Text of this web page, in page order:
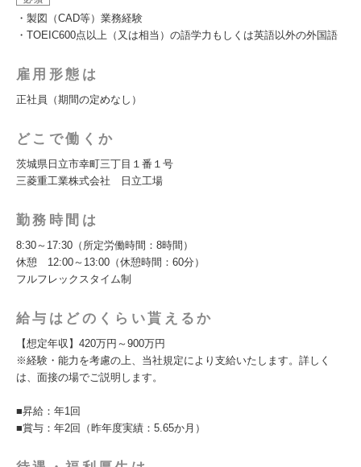
・製図（CAD等）業務経験
・TOEIC600点以上（又は相当）の語学力もしくは英語以外の外国語
雇用形態は
正社員（期間の定めなし）
どこで働くか
茨城県日立市幸町三丁目１番１号
三菱重工業株式会社 日立工場
勤務時間は
8:30～17:30（所定労働時間：8時間）
休憩 12:00～13:00（休憩時間：60分）
フルフレックスタイム制
給与はどのくらい貰えるか
【想定年収】420万円～900万円
※経験・能力を考慮の上、当社規定により支給いたします。詳しく
は、面接の場でご説明します。
■昇給：年1回
■賞与：年2回（昨年度実績：5.65か月）